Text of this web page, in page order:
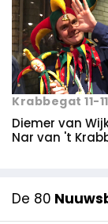
Krabbegat 11-
Diemer van
Nar van 't
De 80